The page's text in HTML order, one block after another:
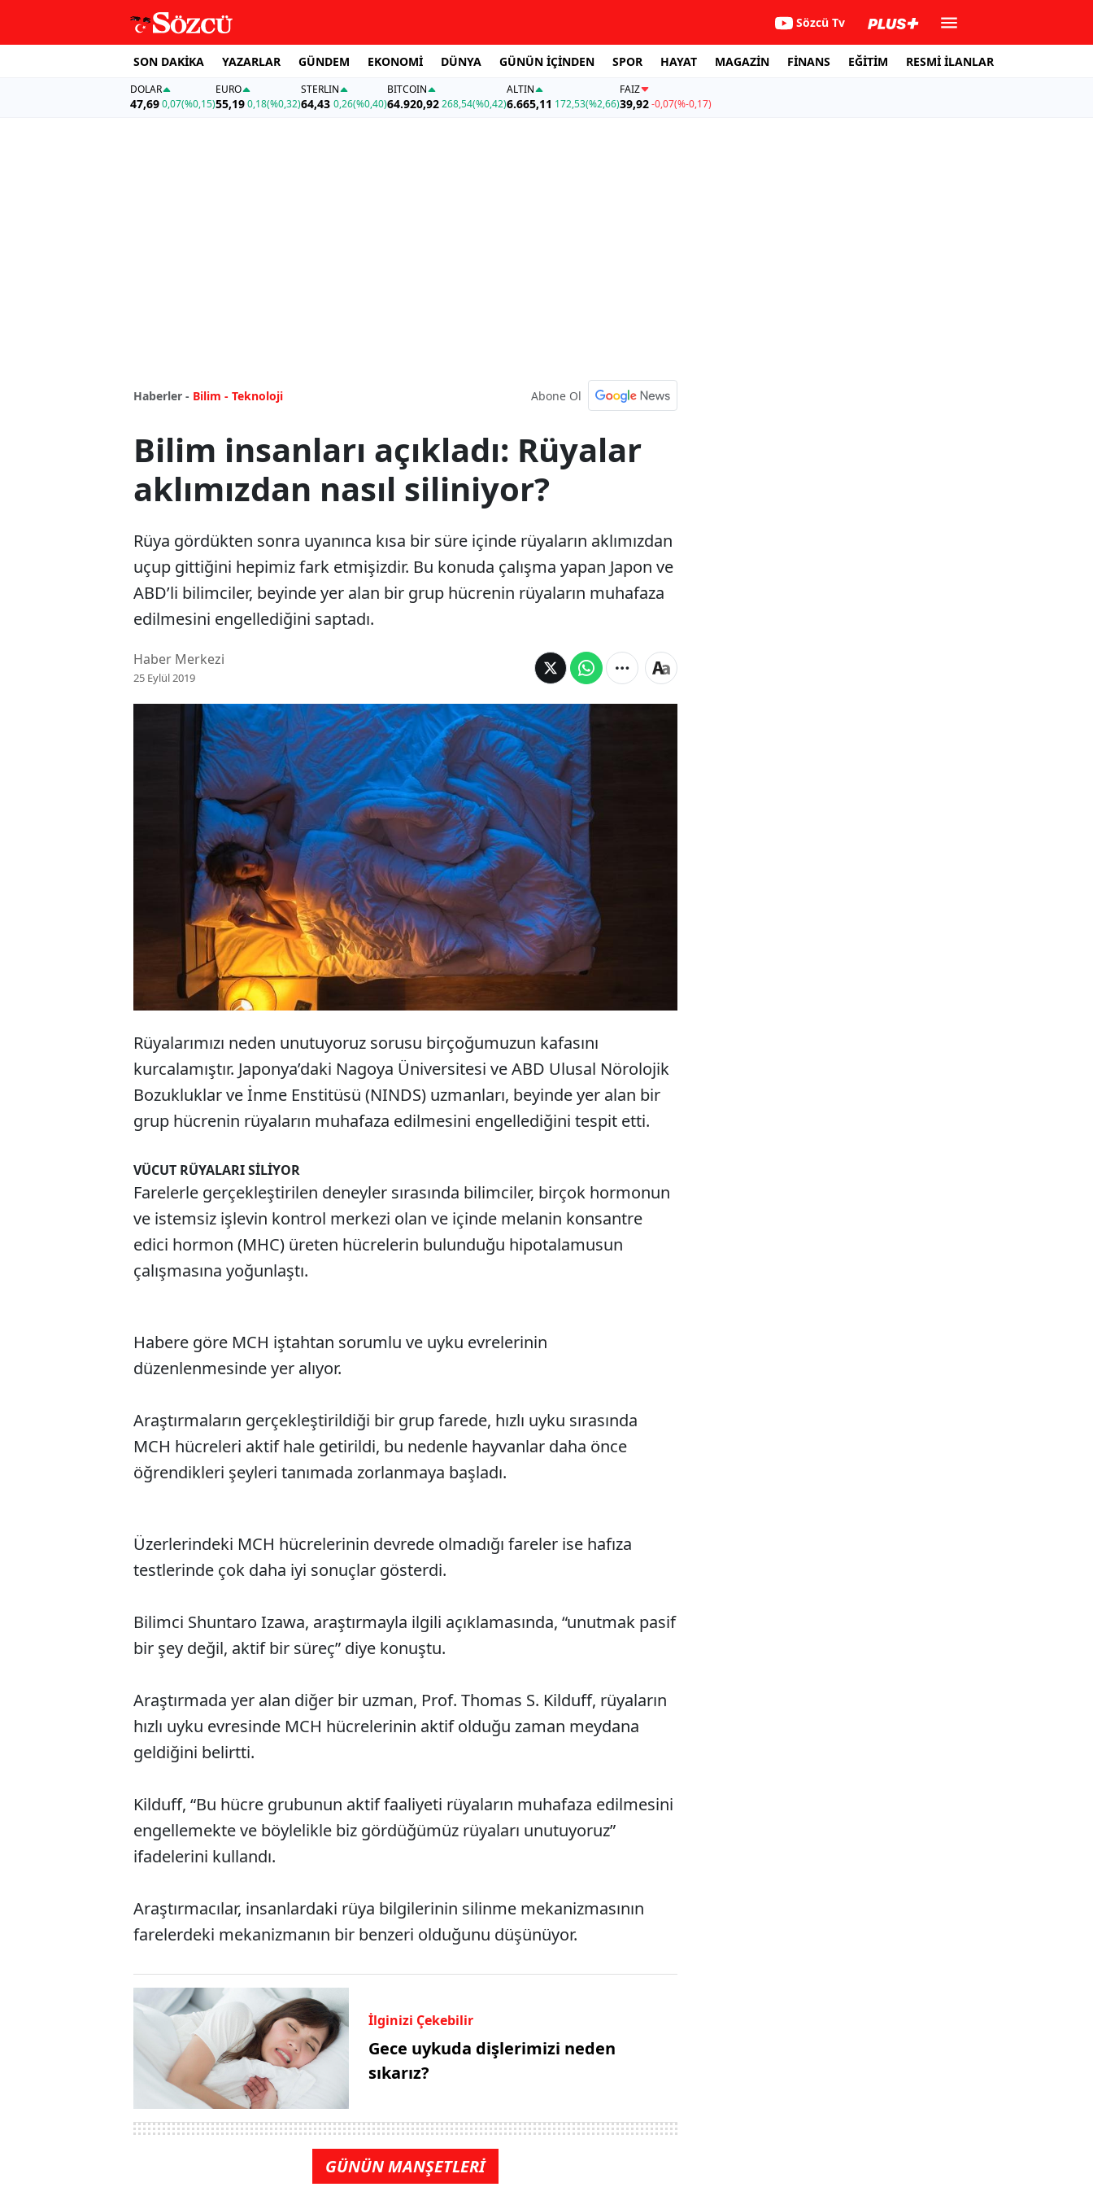
Sözcü Tv
SON DAKİKA YAZARLAR GÜNDEM EKONOMİ DÜNYA GÜNÜN İÇİNDEN SPOR HAYAT MAGAZİN FİNANS EĞİTİM RESMİ İLANLAR
DOLAR
47,690,07(%0,15)
EURO
55,19 0,18(%0,32)
STERLIN
64,43 0,26(%0,40)
BITCOIN
64.920,92268,54(%0,42)
ALTIN
6.665,11 172,53(%2,66)
FAİZ
39,92-0,07(%-0,17)
Haberler - Bilim - Teknoloji Abone Ol
Bilim insanları açıkladı: Rüyalar
aklımızdan nasıl siliniyor?
Rüya gördükten sonra uyanınca kısa bir süre içinde rüyaların aklımızdan
uçup gittiğini hepimiz fark etmişizdir. Bu konuda çalışma yapan Japon ve
ABD’li bilimciler, beyinde yer alan bir grup hücrenin rüyaların muhafaza
edilmesini engellediğini saptadı.
Haber Merkezi
25 Eylül 2019
Rüya gördükten sonra uyanınca kısa bir süre içinde rüyaların
aklımızdan uçup gittiğini hepimiz fark etmişizdir. Bu konuda
çalışma yapan Japon ve ABD’li bilimciler, beyinde yer alan bir grup
hücrenin rüyaların muhafaza edilmesini engellediğini saptadı.
Rüyalarımızı neden unutuyoruz sorusu birçoğumuzun kafasını
kurcalamıştır. Japonya’daki Nagoya Üniversitesi ve ABD Ulusal Nörolojik
Bozukluklar ve İnme Enstitüsü (NINDS) uzmanları, beyinde yer alan bir
grup hücrenin rüyaların muhafaza edilmesini engellediğini tespit etti.
VÜCUT RÜYALARI SİLİYOR
Farelerle gerçekleştirilen deneyler sırasında bilimciler, birçok hormonun
ve istemsiz işlevin kontrol merkezi olan ve içinde melanin konsantre
edici hormon (MHC) üreten hücrelerin bulunduğu hipotalamusun
çalışmasına yoğunlaştı.
Habere göre MCH iştahtan sorumlu ve uyku evrelerinin
düzenlenmesinde yer alıyor.
Araştırmaların gerçekleştirildiği bir grup farede, hızlı uyku sırasında
MCH hücreleri aktif hale getirildi, bu nedenle hayvanlar daha önce
öğrendikleri şeyleri tanımada zorlanmaya başladı.
Üzerlerindeki MCH hücrelerinin devrede olmadığı fareler ise hafıza
testlerinde çok daha iyi sonuçlar gösterdi.
Bilimci Shuntaro Izawa, araştırmayla ilgili açıklamasında, “unutmak pasif
bir şey değil, aktif bir süreç” diye konuştu.
Araştırmada yer alan diğer bir uzman, Prof. Thomas S. Kilduff, rüyaların
hızlı uyku evresinde MCH hücrelerinin aktif olduğu zaman meydana
geldiğini belirtti.
Kilduff, “Bu hücre grubunun aktif faaliyeti rüyaların muhafaza edilmesini
engellemekte ve böylelikle biz gördüğümüz rüyaları unutuyoruz”
ifadelerini kullandı.
Araştırmacılar, insanlardaki rüya bilgilerinin silinme mekanizmasının
farelerdeki mekanizmanın bir benzeri olduğunu düşünüyor.
İlginizi Çekebilir
Gece uykuda dişlerimizi neden
sıkarız?
GÜNÜN MANŞETLERİ